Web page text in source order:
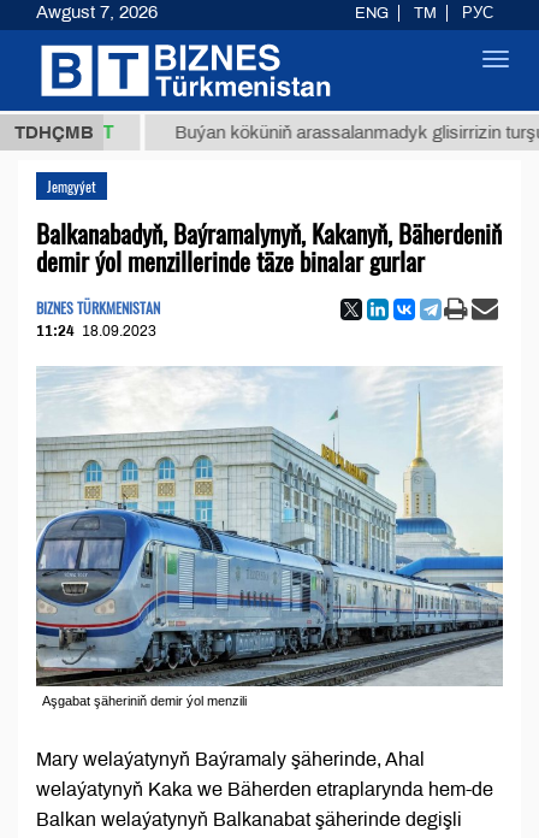
TDHÇMB
ТМТ Buýan köküniň arassalanmadyk glisirrizin turşusy (t.)
Jemgyýet
Balkanabadyň, Baýramalynyň, Kakanyň, Bäherdeniň
demir ýol menzillerinde täze binalar gurlar
BIZNES TÜRKMENISTAN
11:24 18.09.2023
Aşgabat şäheriniň demir ýol menzili
Mary welaýatynyň Baýramaly şäherinde, Ahal
welaýatynyň Kaka we Bäherden etraplarynda hem-de
Balkan welaýatynyň Balkanabat şäherinde degişli
Awgust 7, 2026 ENG TM РУС